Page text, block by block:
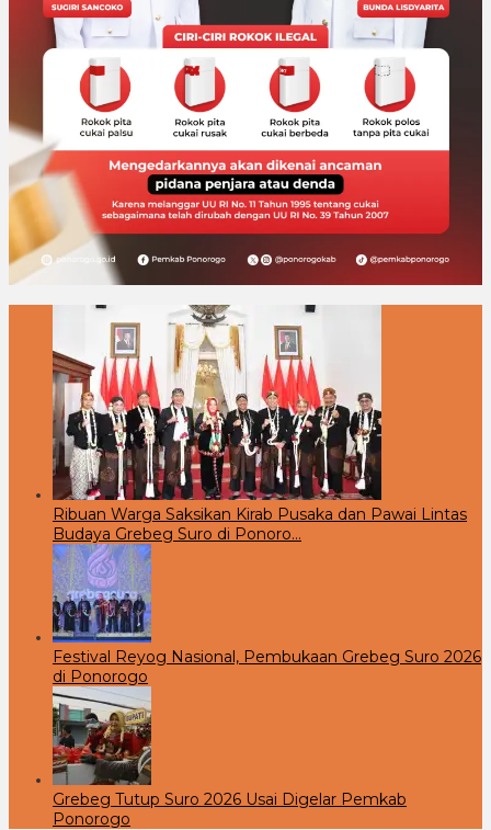
Ribuan Warga Saksikan Kirab Pusaka dan Pawai Lintas
Budaya Grebeg Suro di Ponoro…
Festival Reyog Nasional, Pembukaan Grebeg Suro 2026
di Ponorogo
Grebeg Tutup Suro 2026 Usai Digelar Pemkab
Ponorogo